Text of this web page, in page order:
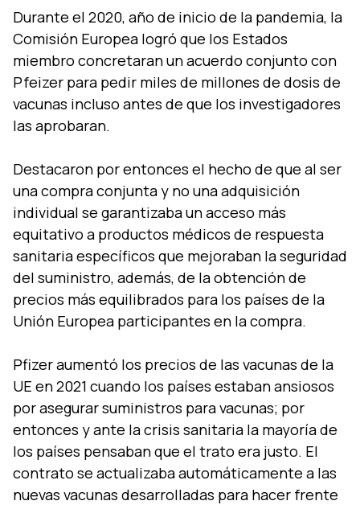
Durante el 2020, año de inicio de la pandemia, la
Comisión Europea logró que los Estados
miembro concretaran un acuerdo conjunto con
Pfeizer para pedir miles de millones de dosis de
vacunas incluso antes de que los investigadores
las aprobaran.
Destacaron por entonces el hecho de que al ser
una compra conjunta y no una adquisición
individual se garantizaba un acceso más
equitativo a productos médicos de respuesta
sanitaria específicos que mejoraban la seguridad
del suministro, además, de la obtención de
precios más equilibrados para los países de la
Unión Europea participantes en la compra.
Pfizer aumentó los precios de las vacunas de la
UE en 2021 cuando los países estaban ansiosos
por asegurar suministros para vacunas; por
entonces y ante la crisis sanitaria la mayoría de
los países pensaban que el trato era justo. El
contrato se actualizaba automáticamente a las
nuevas vacunas desarrolladas para hacer frente